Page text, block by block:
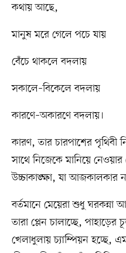
কথায় আছে,
মানুষ মরে গেলে পচে যায়
বেঁচে থাকলে বদলায়
সকালে–বিকেলে বদলায়
কারণে–অকারণে বদলায়।
কারণ, তার চারপাশের পৃথিবী
সাথে নিজেকে মানিয়ে
উচ্চাকাঙ্ক্ষা, যা আজকালকার
বর্তমানে মেয়েরা শুধু
তারা প্লেন চালাচ্ছে,
খেলাধুলায় চ্যাম্পিয়ন হচ্ছে,